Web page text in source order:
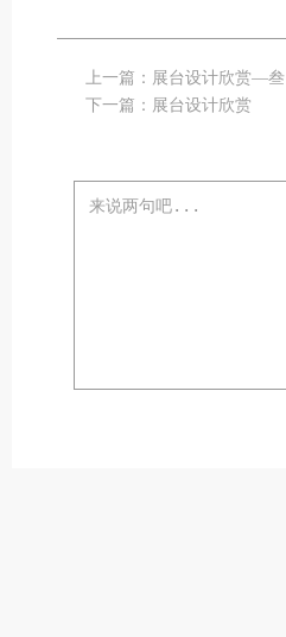
上一篇： 展台设计欣赏—叁
下一篇： 展台设计欣赏